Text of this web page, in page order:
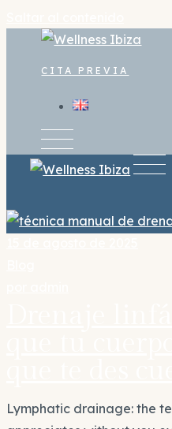
CITA PREVIA
Lymphatic drainage: the